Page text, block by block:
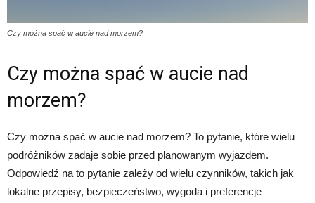
Czy można spać w aucie nad morzem?
Czy można spać w aucie nad
morzem?
Czy można spać w aucie nad morzem? To pytanie, które wielu
podróżników zadaje sobie przed planowanym wyjazdem.
Odpowiedź na to pytanie zależy od wielu czynników, takich jak
lokalne przepisy, bezpieczeństwo, wygoda i preferencje